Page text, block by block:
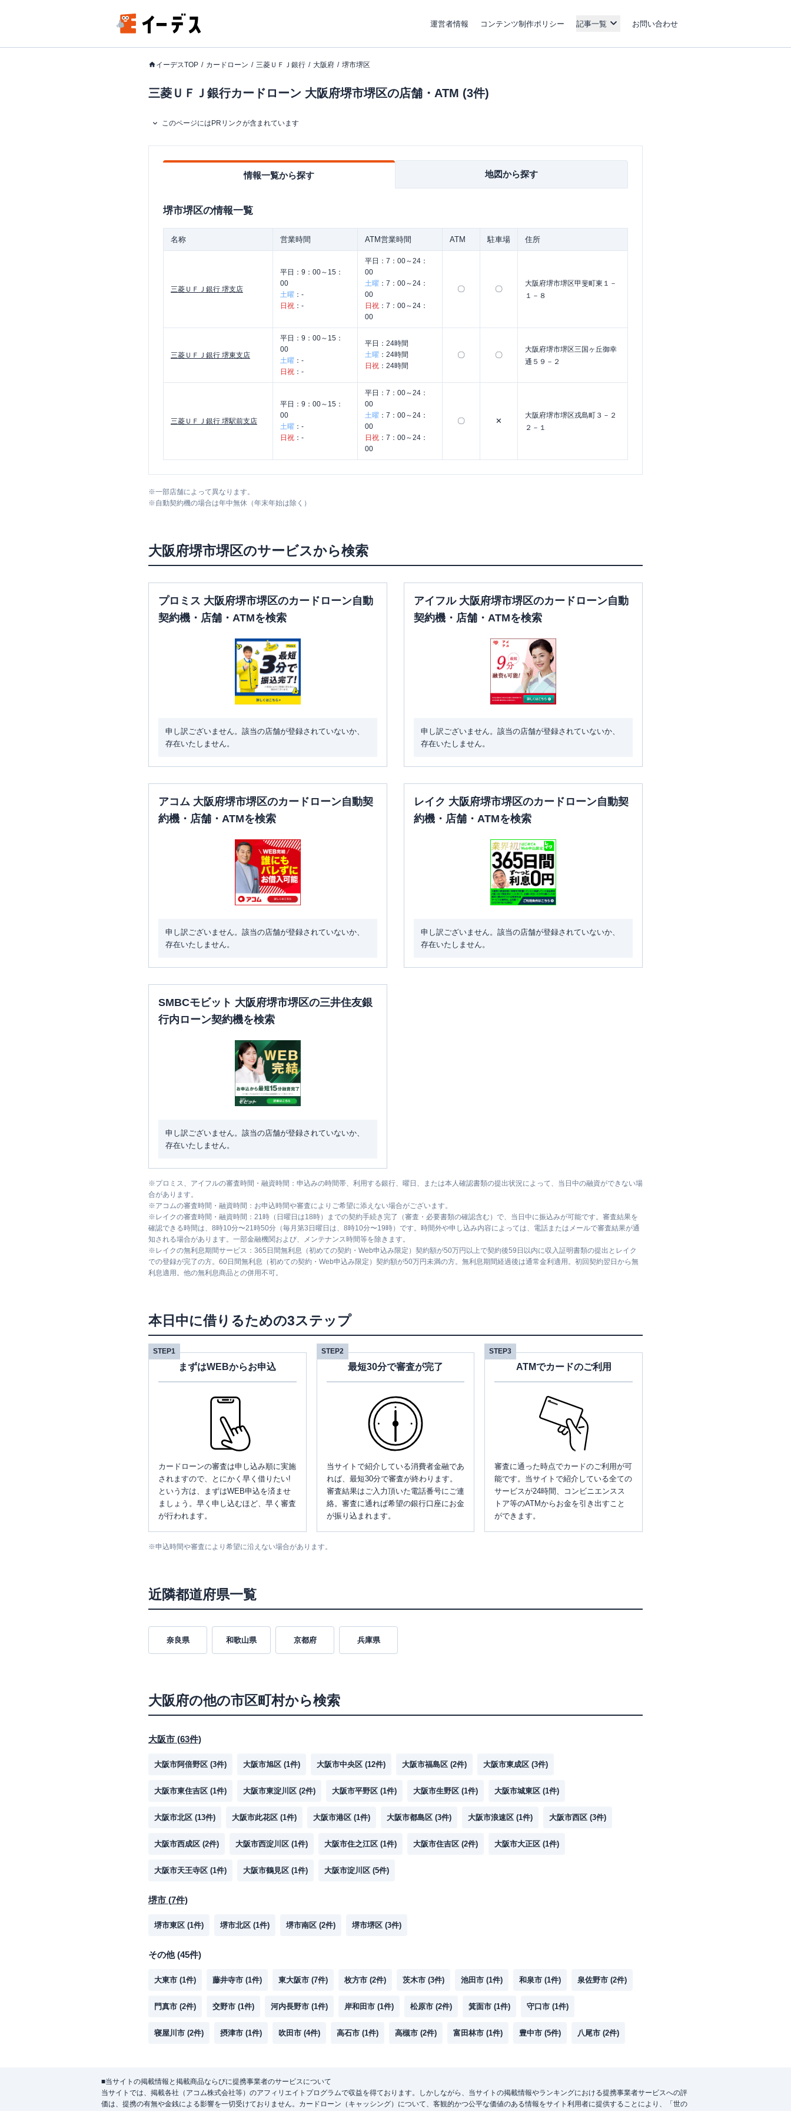
運営者情報 コンテンツ制作ポリシー 記事一覧 お問い合わせ
イーデスTOP カードローン 三菱ＵＦＪ銀行 大阪府 堺市堺区
三菱ＵＦＪ銀行カードローン 大阪府堺市堺区の店舗・ATM (3件)
このページにはPRリンクが含まれています
情報一覧から探す 地図から探す
堺市堺区の情報一覧
名称 営業時間 ATM営業時間 ATM 駐車場 住所
三菱ＵＦＪ銀行 堺支店
平日： 9：00～15：
00
土曜 ： -
日祝 ： -
平日： 7：00～24：
00
土曜 ： 7：00～24：
00
日祝 ： 7：00～24：
00
〇 〇
大阪府堺市堺区甲斐町東１－
１－８
三菱ＵＦＪ銀行 堺東支店
平日： 9：00～15：
00
土曜 ： -
日祝 ： -
平日： 24時間
土曜 ： 24時間
日祝 ： 24時間
〇 〇
大阪府堺市堺区三国ヶ丘御幸
通５９－２
三菱ＵＦＪ銀行 堺駅前支店
平日： 9：00～15：
00
土曜 ： -
日祝 ： -
平日： 7：00～24：
00
土曜 ： 7：00～24：
00
日祝 ： 7：00～24：
00
〇 ✕
大阪府堺市堺区戎島町３－２
２－１
※一部店舗によって異なります。
※自動契約機の場合は年中無休（年末年始は除く）
大阪府堺市堺区のサービスから検索
プロミス 大阪府堺市堺区のカードローン自動
契約機・店舗・ATMを検索
申し訳ございません。該当の店舗が登録されていないか、
存在いたしません。
アイフル 大阪府堺市堺区のカードローン自動
契約機・店舗・ATMを検索
申し訳ございません。該当の店舗が登録されていないか、
存在いたしません。
アコム 大阪府堺市堺区のカードローン自動契
約機・店舗・ATMを検索
申し訳ございません。該当の店舗が登録されていないか、
存在いたしません。
レイク 大阪府堺市堺区のカードローン自動契
約機・店舗・ATMを検索
申し訳ございません。該当の店舗が登録されていないか、
存在いたしません。
SMBCモビット 大阪府堺市堺区の三井住友銀
行内ローン契約機を検索
申し訳ございません。該当の店舗が登録されていないか、
存在いたしません。
※プロミス、アイフルの審査時間・融資時間：申込みの時間帯、利用する銀行、曜日、または本人確認書類の提出状況によって、当日中の融資ができない場
合があります。
※アコムの審査時間・融資時間：お申込時間や審査によりご希望に添えない場合がございます。
※ レイクの審査時間・融資時間：21時（日曜日は18時）までの契約手続き完了（審査・必要書類の確認含む）で、当日中に振込みが可能です。審査結果を
確認できる時間は、8時10分〜21時50分（毎月第3日曜日は、8時10分〜19時）です。時間外や申し込み内容によっては、電話またはメールで審査結果が通
知される場合があります。一部金融機関および、メンテナンス時間等を除きます。
※ レイクの無利息期間サービス：365日間無利息（初めての契約・Web申込み限定）契約額が50万円以上で契約後59日以内に収入証明書類の提出とレイク
での登録が完了の方。60日間無利息（初めての契約・Web申込み限定）契約額が50万円未満の方。無利息期間経過後は通常金利適用。初回契約翌日から無
利息適用。他の無利息商品との併用不可。
本日中に借りるための3ステップ
STEP1
まずはWEBからお申込
カードローンの審査は申し込み順に実施
されますので、とにかく早く借りたい!
という方は、まずはWEB申込を済ませ
ましょう。早く申し込むほど、早く審査
が行われます。
STEP2
最短30分で審査が完了
当サイトで紹介している消費者金融であ
れば、最短30分で審査が終わります。
審査結果はご入力頂いた電話番号にご連
絡。審査に通れば希望の銀行口座にお金
が振り込まれます。
STEP3
ATMでカードのご利用
審査に通った時点でカードのご利用が可
能です。当サイトで紹介している全ての
サービスが24時間、コンビニエンスス
トア等のATMからお金を引き出すこと
ができます。
※申込時間や審査により希望に沿えない場合があります。
近隣都道府県一覧
奈良県 和歌山県 京都府 兵庫県
大阪府の他の市区町村から検索
大阪市 (63件)
大阪市阿倍野区 (3件) 大阪市旭区 (1件) 大阪市中央区 (12件) 大阪市福島区 (2件) 大阪市東成区 (3件)
大阪市東住吉区 (1件) 大阪市東淀川区 (2件) 大阪市平野区 (1件) 大阪市生野区 (1件) 大阪市城東区 (1件)
大阪市北区 (13件) 大阪市此花区 (1件) 大阪市港区 (1件) 大阪市都島区 (3件) 大阪市浪速区 (1件) 大阪市西区 (3件)
大阪市西成区 (2件) 大阪市西淀川区 (1件) 大阪市住之江区 (1件) 大阪市住吉区 (2件) 大阪市大正区 (1件)
大阪市天王寺区 (1件) 大阪市鶴見区 (1件) 大阪市淀川区 (5件)
堺市 (7件)
堺市東区 (1件) 堺市北区 (1件) 堺市南区 (2件) 堺市堺区 (3件)
その他(45件)
大東市 (1件) 藤井寺市 (1件) 東大阪市 (7件) 枚方市 (2件) 茨木市 (3件) 池田市 (1件) 和泉市 (1件) 泉佐野市 (2件)
門真市 (2件) 交野市 (1件) 河内長野市 (1件) 岸和田市 (1件) 松原市 (2件) 箕面市 (1件) 守口市 (1件)
寝屋川市 (2件) 摂津市 (1件) 吹田市 (4件) 高石市 (1件) 高槻市 (2件) 富田林市 (1件) 豊中市 (5件) 八尾市 (2件)
■当サイトの掲載情報と掲載商品ならびに提携事業者のサービスについて
当サイトでは、掲載各社（アコム株式会社等）のアフィリエイトプログラムで収益を得ております。しかしながら、当サイトの掲載情報やランキングにおける提携事業者サービスへの評
価は、提携の有無や金銭による影響を一切受けておりません。カードローン（キャッシング）について、客観的かつ公平な価値のある情報をサイト利用者に提供することにより、「世の